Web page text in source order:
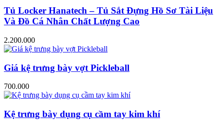
Tủ Locker Hanatech – Tủ Sắt Đựng Hồ Sơ Tài Liệu
Và Đồ Cá Nhân Chất Lượng Cao
2.200.000
Giá kệ trưng bày vợt Pickleball
700.000
Kệ trưng bày dụng cụ cầm tay kim khí